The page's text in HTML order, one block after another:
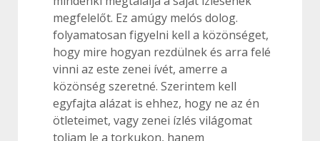
megfelelőt. Ez amúgy melós dolog.
folyamatosan figyelni kell a közönséget,
hogy mire hogyan rezdülnek és arra felé
vinni az este zenei ívét, amerre a
közönség szeretné. Szerintem kell
egyfajta alázat is ehhez, hogy ne az én
ötleteimet, vagy zenei ízlés világomat
toljam le a torkukon, hanem